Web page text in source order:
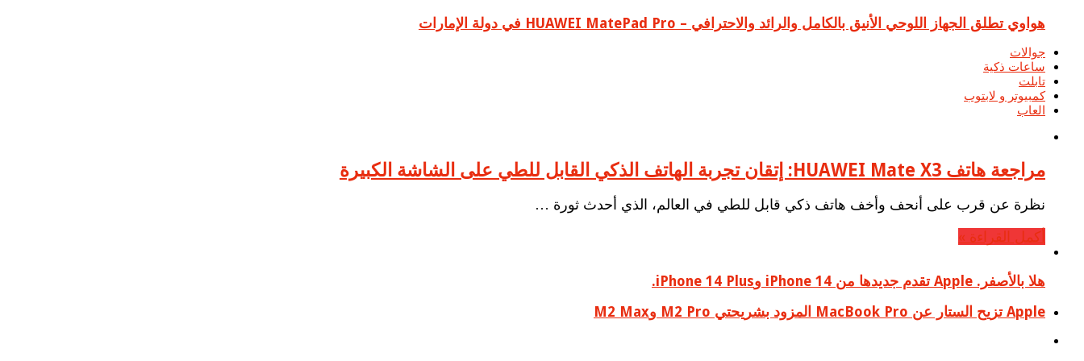
هواوي تطلق الجهاز اللوحي الأنيق بالكامل والرائد والاحترافي – HUAWEI MatePad Pro في دولة الإمارات
جوالات
ساعات ذكية
تابلت
كمبيوتر و لابتوب
العاب
مراجعة هاتف HUAWEI Mate X3: إتقان تجربة الهاتف الذكي القابل للطي على الشاشة الكبيرة
نظرة عن قرب على أنحف وأخف هاتف ذكي قابل للطي في العالم، الذي أحدث ثورة …
أكمل القراءة »
هلا بالأصفر. Apple تقدم جديدها من iPhone 14 وiPhone 14 Plus.
Apple تزيح الستار عن MacBook Pro المزود بشريحتي M2 Pro وM2 Max